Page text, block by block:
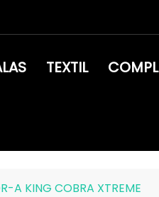
TEXTIL
A KING COBRA XTREME